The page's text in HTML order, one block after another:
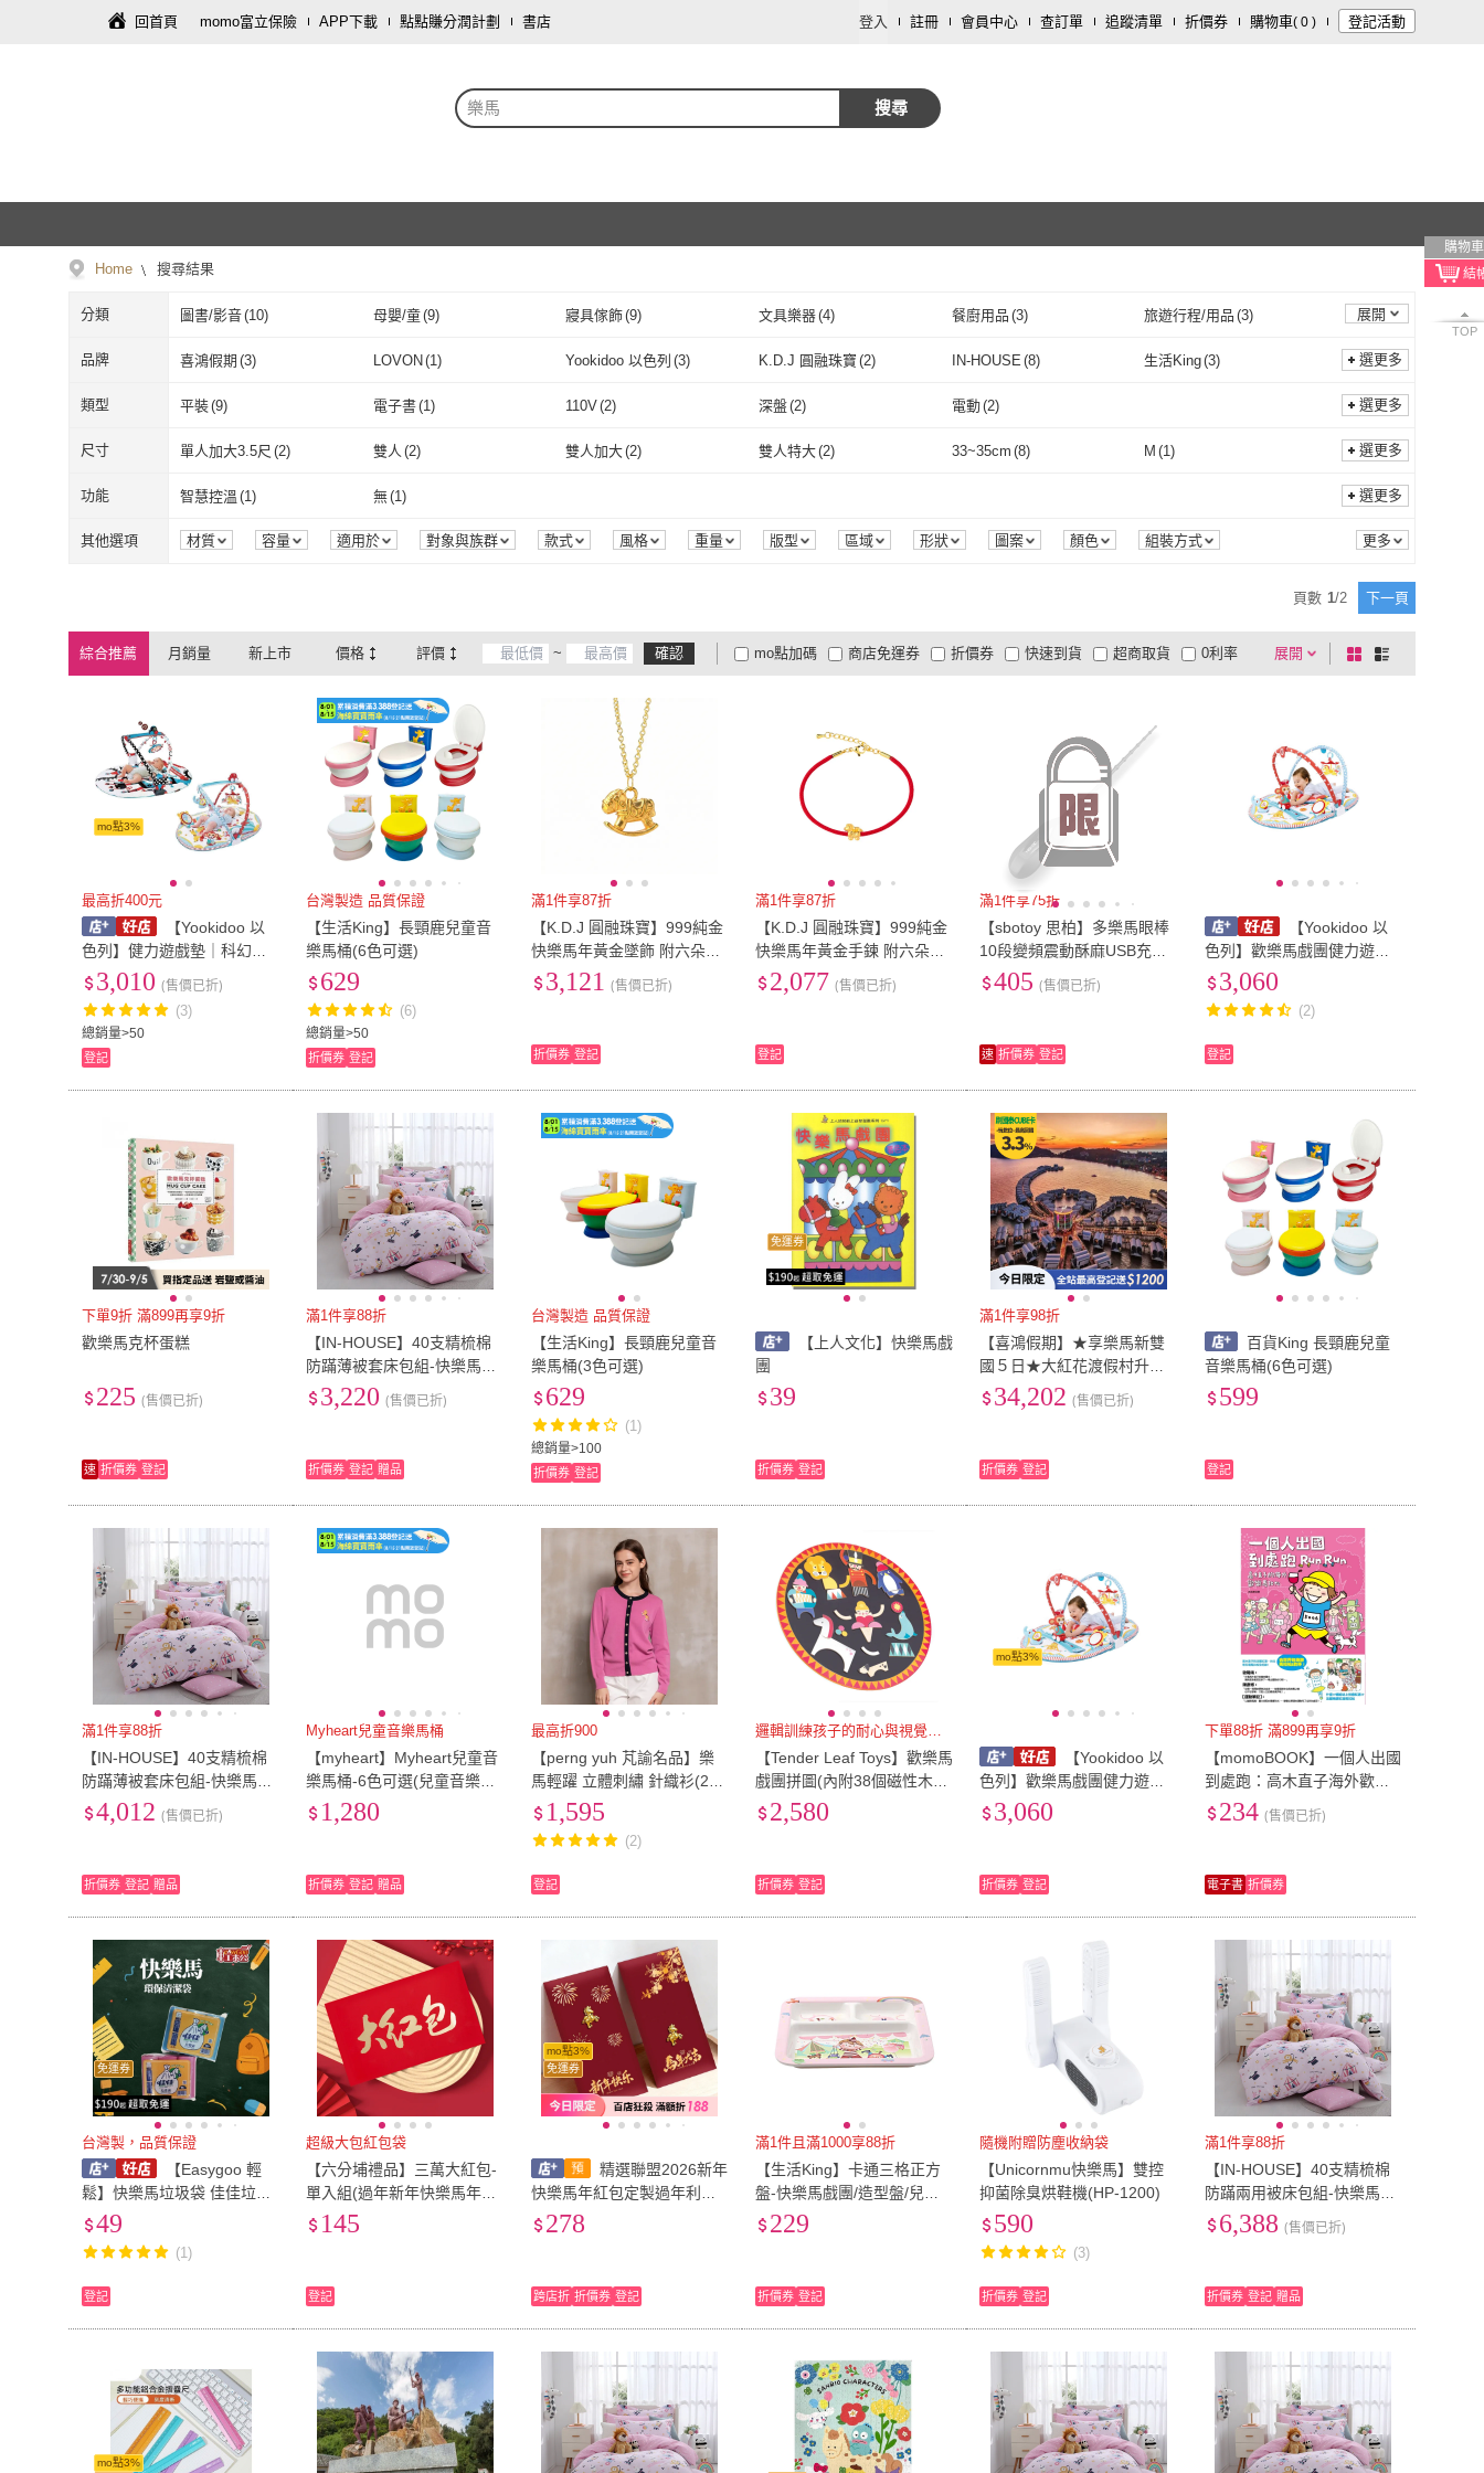
回首頁 momo富立保險 APP下載 點點賺分潤計劃 書店 登入 註冊 會員中心 查訂單 追蹤清單 折價券 購物車( 0 ) 登記活動
樂馬 搜尋
購物車
TOP
Home 搜尋結果
分類 圖書/影音(10) 母嬰/童(9) 寢具傢飾(9) 文具樂器(4) 餐廚用品 (3) 旅遊行程/用品 (3)
家電(2) 保健食品/用品 珠寶/貴金屬 (2) 家庭清潔/紙品(2) 服裝內著 (1 ) 鞋/包/箱(1)
飾品配件 傢俱(1) 修繕裝潢 數位內容
展開
品牌 喜鴻假期 (3) LOVON(1) Yookidoo 以色列 (3) K.D.J 圓融珠寶 (2) IN-HOUSE (8) 生活King(3)
大田(2)
HUNDRED PICTURES
上人文化 Hampton 漢汀堡 myheart
三悅文化(1) momoBOOK Tender Leaf Toys Jpqueen(1) perng yuh 芃諭名品 sbotoy 思柏
Easygoo 輕鬆 六分埔禮品
喜鴻假期 LOVON Yookidoo 以色列
大田(2)
HUNDRED PICTURES
(1) 上人文化 Hampton 漢汀堡 myheart
三悅文化 momoBOOK
Easygoo 輕鬆(1) 六分埔禮品(1)
取消 選更多
類型 平裝(9) 電子書(1) 110V(2) 深盤(2) 電動(2)
平裝(9) 電子書 110V 深盤 電動
選更多
尺寸 單人加大3.5尺 (2) 雙人 (2) 雙人加大(2) 雙人特大(2) 33~35cm (8) M (1)
L(1) XL(1)
單人加大3.5尺 雙人
L(1) (1) 4.1吋~8吋 寬59cm以下
取消 選更多
功能 智慧控溫 (1) 無(1)
智慧控溫 (1) 1)
選更多
其他選項 材質 容量 適用於 對象與族群 款式 風格 重量 版型 區域 形狀 圖案 顏色
組裝方式
頁數 1/2 下一頁
綜合推薦 月銷量 新上市 價格 評價 ~ 確認 展開
折價券
有影片
商品有量 電視購物
mo點加碼 快速到貨 超商取貨
大家電安心配
大家電快配
商店免運券 0利率
棋
盤
列
mo點3%
最高折400元
【Yookidoo 以
色列】健力遊戲墊｜科幻基
地／歡樂馬戲團｜兩款可選
總銷量>50
3,010 (售價已折)
(3)
登記
台灣製造 品質保證
【生活King】長頸鹿兒童音
樂馬桶(6色可選)
總銷量>50
629
(6)
折價券 登記
滿1件享87折
【K.D.J 圓融珠寶】999純金
快樂馬年黃金墜飾 附六朵玫
瑰精油皂禮盒
3,121 (售價已折)
折價券 登記
滿1件享87折
【K.D.J 圓融珠寶】999純金
快樂馬年黃金手鍊 附六朵玫
瑰精油皂禮盒
2,077 (售價已折)
登記
滿1件享75折
【sbotoy 思柏】多樂馬眼棒
10段變頻震動酥麻USB充電
馬眼震動棒-黑(馬眼棒 龜頭
刺激 自慰棒 SM)
405 (售價已折)
速 折價券 登記
【Yookidoo 以
色列】歡樂馬戲團健力遊戲
墊|健力架|彌月禮 麗兒采家
3,060
(2)
登記
下單9折 滿899再享9折
歡樂馬克杯蛋糕
225 (售價已折)
速 折價券 登記
滿1件享88折
【IN-HOUSE】40支精梳棉
防蹣薄被套床包組-快樂馬戲
團(單人)
3,220 (售價已折)
折價券 登記 贈品
台灣製造 品質保證
【生活King】長頸鹿兒童音
樂馬桶(3色可選)
總銷量>100
629
(1)
折價券 登記
免運券
【上人文化】快樂馬戲
團
39
折價券 登記
滿1件享98折
【喜鴻假期】★享樂馬新雙
國５日★大紅花渡假村升等
花瓣房、吉隆坡五星兩晚、
高塔旋轉餐廳自助餐
34,202 (售價已折)
折價券 登記
百貨King 長頸鹿兒童
音樂馬桶(6色可選)
599
登記
滿1件享88折
【IN-HOUSE】40支精梳棉
防蹣薄被套床包組-快樂馬戲
團(加大)
4,012 (售價已折)
折價券 登記 贈品
Myheart兒童音樂馬桶
【myheart】Myheart兒童音
樂馬桶-6色可選(兒童音樂馬
桶)1,280
折價券 登記 贈品
最高折900
【perng yuh 芃諭名品】樂
馬輕躍 立體刺繡 針織衫(202
3 AW Collection｜2C秋冬系
1,595
(2)
登記
邏輯訓練孩子的耐心與視覺判斷
【Tender Leaf Toys】歡樂馬
戲團拼圖(內附38個磁性木
件)2,580
折價券 登記
mo點3%
【Yookidoo 以
色列】歡樂馬戲團健力遊戲
墊3,060
折價券 登記
下單88折 滿899再享9折
【momoBOOK】一個人出國
到處跑：高木直子海外歡樂
馬拉松(電子書)
234 (售價已折)
電子書 折價券
免運券
台灣製，品質保證
【Easygoo 輕
鬆】快樂馬垃圾袋 佳佳垃圾
袋(台灣製 環保垃圾袋 環保
49
(1)
登記
超級大包紅包袋
【六分埔禮品】三萬大紅包-
單入組(過年新年快樂馬年春
節小物婚慶春酒尾牙造型紅
145
登記
mo點3%
免運券
精選聯盟2026新年
快樂馬年紅包定製過年利是
封立體金屬裝飾春節壓歲錢
278
跨店折 折價券 登記
滿1件且滿1000享88折
【生活King】卡通三格正方
盤-快樂馬戲團/造型盤/兒童
盤/美耐皿盤(2入組)
229
折價券 登記
隨機附贈防塵收納袋
【Unicornmu快樂馬】雙控
抑菌除臭烘鞋機(HP-1200)
590
(3)
折價券 登記
滿1件享88折
【IN-HOUSE】40支精梳棉
防蹣兩用被床包組-快樂馬戲
團(特大)
6,388 (售價已折)
折價券 登記 贈品
mo點3%